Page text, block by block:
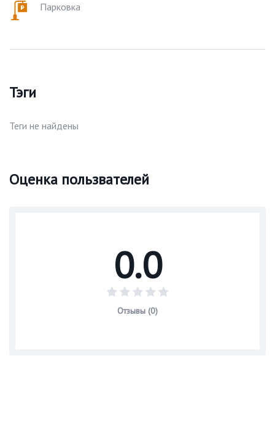
Парковка
Тэги
Теги не найдены
Оценка пользвателей
0.0
Отзывы (0)